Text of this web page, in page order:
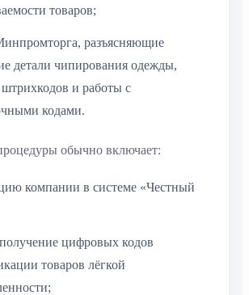
товаров;
разъясняющие
детали чипирования одежды,
и работы с
кодами.
обычно включает:
компании в системе «Честный
цифровых кодов
товаров лёгкой